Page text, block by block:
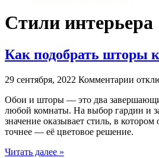
Стили интерьера
Как подобрать шторы
29 сентября, 2022 Комментарии к
Как
Обои и шторы — это два
любой комнаты. На выбор гардин и
значение оказывает стиль, в
точнее — её цветовое решение.
Читать далее »